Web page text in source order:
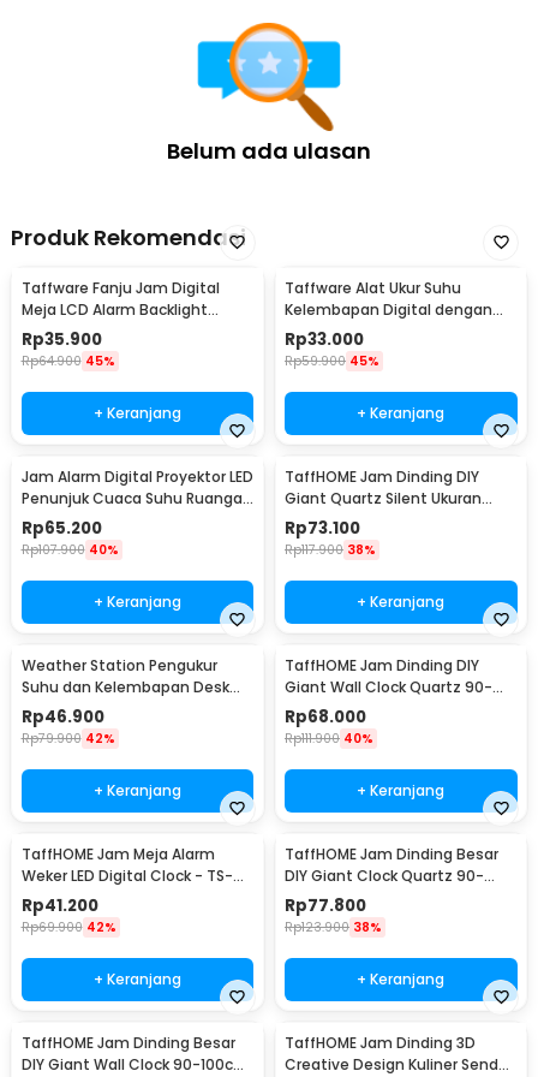
Belum ada ulasan
Produk Rekomendasi
Taffware Fanju Jam Digital
Meja LCD Alarm Backlight
Sensor Suhu - JP9901
Rp35.900
Rp64.900 45%
+ Keranjang
Taffware Alat Ukur Suhu
Kelembapan Digital dengan
Jam Alarm Kalender - HTC-2
Rp33.000
Rp59.900 45%
+ Keranjang
Jam Alarm Digital Proyektor LED
Penunjuk Cuaca Suhu Ruangan
- 8190
Rp65.200
Rp107.900 40%
+ Keranjang
TaffHOME Jam Dinding DIY
Giant Quartz Silent Ukuran
Besar 90-100cm - DIY-101
Rp73.100
Rp117.900 38%
+ Keranjang
Weather Station Pengukur
Suhu dan Kelembapan Desk
Jam Alarm - 3210
Rp46.900
Rp79.900 42%
+ Keranjang
TaffHOME Jam Dinding DIY
Giant Wall Clock Quartz 90-
100cm - DIY-105
Rp68.000
Rp111.900 40%
+ Keranjang
TaffHOME Jam Meja Alarm
Weker LED Digital Clock - TS-
S60-W
Rp41.200
Rp69.900 42%
+ Keranjang
TaffHOME Jam Dinding Besar
DIY Giant Clock Quartz 90-
100cm - DIY-106
Rp77.800
Rp123.900 38%
+ Keranjang
TaffHOME Jam Dinding Besar
DIY Giant Wall Clock 90-100cm
TaffHOME Jam Dinding 3D
Creative Design Kuliner Sendok